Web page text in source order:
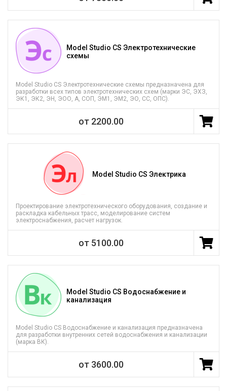
Model Studio CS Электротехнические
схемы
Model Studio CS Электротехнические схемы предназначена для
разработки всех типов электротехнических схем (марки ЭС, ЭХЗ,
ЭК1, ЭК2, ЭН, ЭОО, А, СОП, ЭМ1, ЭМ2, ЭО, СС, ОПС).
от 2200.00
Model Studio CS Электрика
Проектирование электротехнического оборудования, создание и
раскладка кабельных трасс, моделирование систем
электроснабжения, расчет нагрузок.
от 5100.00
Model Studio CS Водоснабжение и
канализация
Model Studio CS Водоснабжение и канализация предназначена
для разработки внутренних сетей водоснабжения и канализации
(марка ВК).
от 3600.00